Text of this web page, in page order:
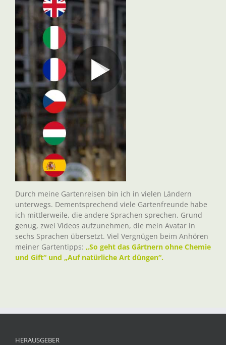
Durch meine Gartenreisen bin ich in vielen Ländern
unterwegs. Dementsprechend viele Gartenfreunde habe
ich mittlerweile, die andere Sprachen sprechen. Grund
genug, zwei Videos aufzunehmen, die mein Avatar in
sechs Sprachen übersetzt. Viel Vergnügen beim Anhören
meiner Gartentipps: „So geht das Gärtnern ohne Chemie
und Gift“ und „Auf natürliche Art düngen“.
HERAUSGEBER